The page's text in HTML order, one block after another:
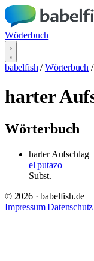
Wörterbuch
babelfish / Wörterbuch /
harter
Wörterbuch
harter Aufschlag
el putazo
Subst.
© 2026 · babelfish.de
Impressum Datenschutz